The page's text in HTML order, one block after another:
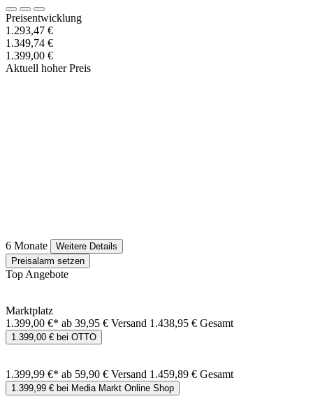
Preisentwicklung
1.293,47 €
1.349,74 €
1.399,00 €
Aktuell hoher Preis
6 Monate
Weitere Details
Preisalarm setzen
Top Angebote
Marktplatz
1.399,00 €* ab 39,95 € Versand 1.438,95 € Gesamt
1.399,00 € bei OTTO
1.399,99 €* ab 59,90 € Versand 1.459,89 € Gesamt
1.399,99 € bei Media Markt Online Shop